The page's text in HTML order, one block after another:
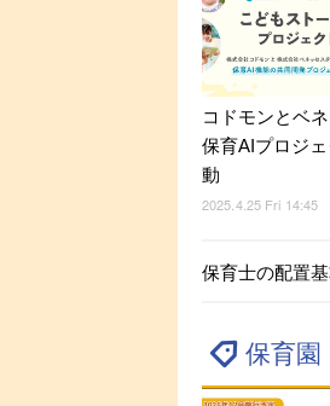
コドモンとベネ
保育AIプロジ
動
2025.4.25 Fri 14:45
保育士の配置
保育園